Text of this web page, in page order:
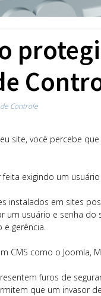
Controle
site, você percebe
exigindo um
instalados em sites
um usuário e senha do
e gerência.
CMS como o Joomla,
furos de
que um invasor